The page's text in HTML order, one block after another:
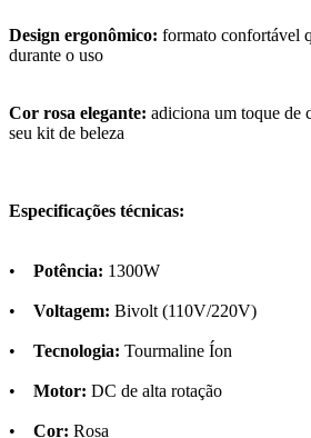
Design ergonômico: formato confortável
durante o uso
Cor rosa elegante: adiciona um toque de
seu kit de beleza
Especificações técnicas:
• Potência: 1300W
• Voltagem: Bivolt (110V/220V)
• Tecnologia: Tourmaline Íon
• Motor: DC de alta rotação
• Cor: Rosa